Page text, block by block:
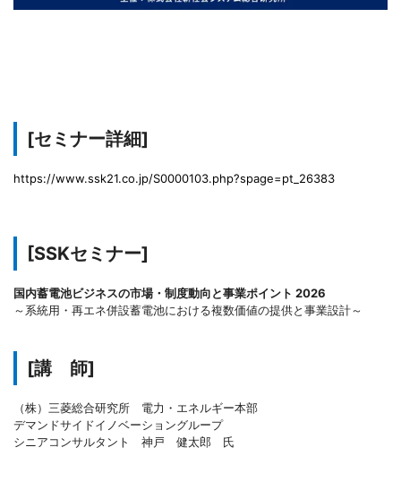
[セミナー詳細]
https://www.ssk21.co.jp/S0000103.php?spage=pt_26383
[SSKセミナー]
国内蓄電池ビジネスの市場・制度動向と事業ポイント 2026
～系統用・再エネ併設蓄電池における複数価値の提供と事業設計～
[講 師]
（株）三菱総合研究所 電力・エネルギー本部
デマンドサイドイノベーショングループ
シニアコンサルタント 神戸 健太郎 氏